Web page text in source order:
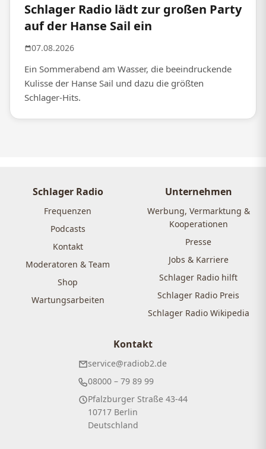
Schlager Radio lädt zur großen Party
auf der Hanse Sail ein
07.08.2026
Ein Sommerabend am Wasser, die beeindruckende
Kulisse der Hanse Sail und dazu die größten
Schlager-Hits.
Schlager Radio
Frequenzen
Podcasts
Kontakt
Moderatoren & Team
Shop
Wartungsarbeiten
Unternehmen
Werbung, Vermarktung &
Kooperationen
Presse
Jobs & Karriere
Schlager Radio hilft
Schlager Radio Preis
Schlager Radio Wikipedia
Kontakt
service@radiob2.de
08000 – 79 89 99
Pfalzburger Straße 43-44
10717 Berlin
Deutschland